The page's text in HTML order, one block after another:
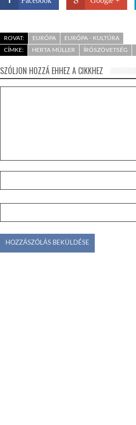
ROVAT: EURÓPA
EURÓPA - KULTÚRA
CÍMKE:
HERTA MÜLLER ÍRÓSZÖVETSÉG
SZÓLJON HOZZÁ EHHEZ A CIKKHEZ